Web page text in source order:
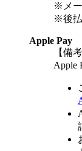
※メー
※後払
Apple Pay
【備考
Apple